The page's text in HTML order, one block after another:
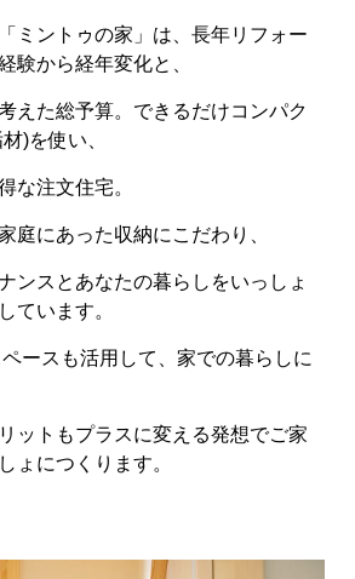
ミントゥの家」は、長年リフォー
験から経年変化と、
えた総予算。できるだけコンパク
)を使い、
な注文住宅。
庭にあった収納にこだわり、
ンスとあなたの暮らしをいっしょ
ています。
ースも活用して、家での暮らしに
ットもプラスに変える発想でご家
ょにつくります。